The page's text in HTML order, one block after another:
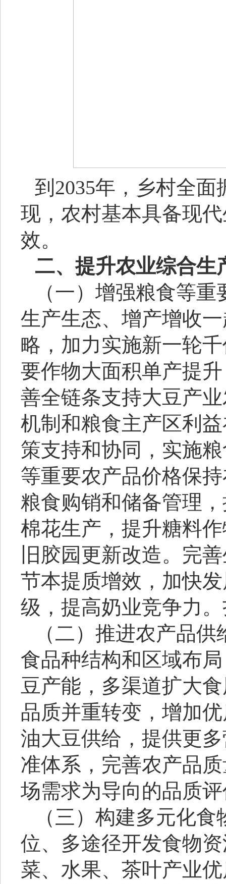
到 2035年，乡村全
现，农村基本具备现
效。
二、提升农业综合生
（一）增强粮食等
生产生态、增产增收
略，加力实施新一轮
要作物大面积单产提
善全链条支持大豆产
机制和粮食主产区利
策支持和协同，实施
等重要农产品价格保
粮食购销和储备管理
棉花生产，提升糖料
旧胶园更新改造。完
节本提质增效，加快
级，提高奶业竞争力
（二）推进农产品
食品种结构和区域布
豆产能，多渠道扩大
品质并重转变，增加
油大豆供给，提供更
准体系，完善农产品
场需求为导向的品质
（三）构建多元化
位、多途径开发食物
菜、水果、茶叶产业